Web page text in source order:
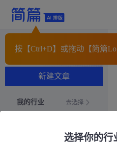
按【Ctrl+D】或拖动【简篇
新建文章
我的行业 去选择
选择你的行